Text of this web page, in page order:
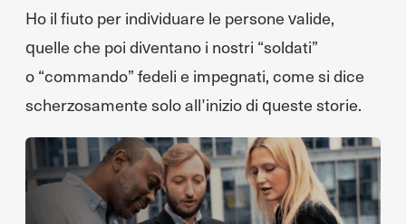
Ho il fiuto per individuare le persone valide,
quelle che poi diventano i nostri “soldati”
o “commando” fedeli e impegnati, come si dice
scherzosamente solo all’inizio di queste storie.